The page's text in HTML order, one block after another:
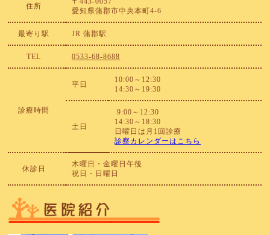
住所
愛知県蒲郡市中央本町4-6
最寄り駅 JR 蒲郡駅
TEL 0533-68-8688
診療時間
平日
10:00～12:30
14:30～19:30
土日
9:00～12:30
14:30～18:30
日曜日は月1回診療
診察カレンダーはこちら
休診日
木曜日・金曜日午後
祝日・日曜日